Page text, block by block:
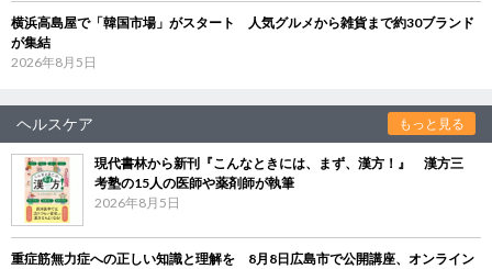
横浜高島屋で「韓国市場」がスタート 人気グルメから雑貨まで約30ブランド
が集結
2026年8月5日
ヘルスケア もっと見る
現代書林から新刊『こんなときには、まず、漢方！』 漢方三
考塾の15人の医師や薬剤師が執筆
2026年8月5日
重症筋無力症への正しい知識と理解を 8月8日広島市で公開講座、オンライン